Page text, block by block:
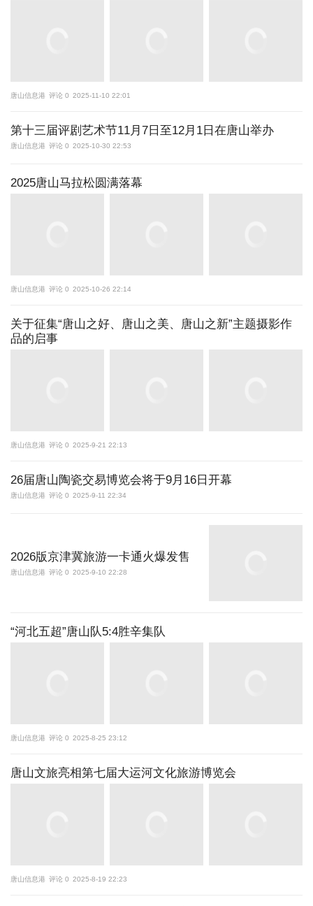
唐山信息港 评论 0 2025-11-10 22:01
第十三届评剧艺术节11月7日至12月1日在唐山举办
唐山信息港 评论 0 2025-10-30 22:53
2025唐山马拉松圆满落幕
唐山信息港 评论 0 2025-10-26 22:14
关于征集“唐山之好、唐山之美、唐山之新”主题摄影作
品的启事
唐山信息港 评论 0 2025-9-21 22:13
26届唐山陶瓷交易博览会将于9月16日开幕
唐山信息港 评论 0 2025-9-11 22:34
2026版京津冀旅游一卡通火爆发售
唐山信息港 评论 0 2025-9-10 22:28
“河北五超”唐山队5:4胜辛集队
唐山信息港 评论 0 2025-8-25 23:12
唐山文旅亮相第七届大运河文化旅游博览会
唐山信息港 评论 0 2025-8-19 22:23